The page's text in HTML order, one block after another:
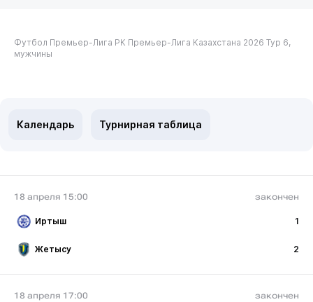
Футбол Премьер-Лига РК Премьер-Лига Казахстана 2026 Тур 6,
мужчины
Календарь Турнирная таблица
18 апреля 15:00 закончен
Иртыш 1
Жетысу 2
18 апреля 17:00 закончен